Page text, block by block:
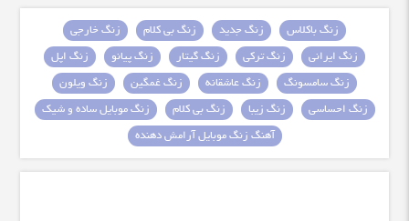
زنگ باکلاس زنگ جدید زنگ بی کلام
زنگ خارجی
زنگ ایرانی
زنگ ترکی زنگ گیتار زنگ پیانو
زنگ اپل
زنگ سامسونگ
زنگ عاشقانه زنگ غمگین
زنگ ویلون
زنگ احساسی
زنگ زیبا زنگ بی کلام
زنگ موبایل ساده و شیک
آهنگ زنگ موبایل آرامش دهنده